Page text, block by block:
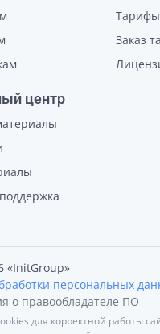
Тарифы
Заказ
центр
«InitGroup»
персональных
о правообладателе ПО
для корректной работы